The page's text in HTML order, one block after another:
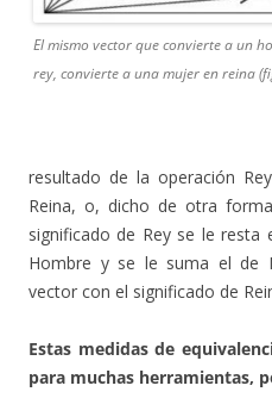
El mismo vector que convierte a un
rey, convierte a una mujer en reina
resultado de la operación
Reina, o, dicho de otra
significado de Rey se le
Hombre y se le suma el de
vector con el significado de
Estas medidas de
para muchas herramientas,